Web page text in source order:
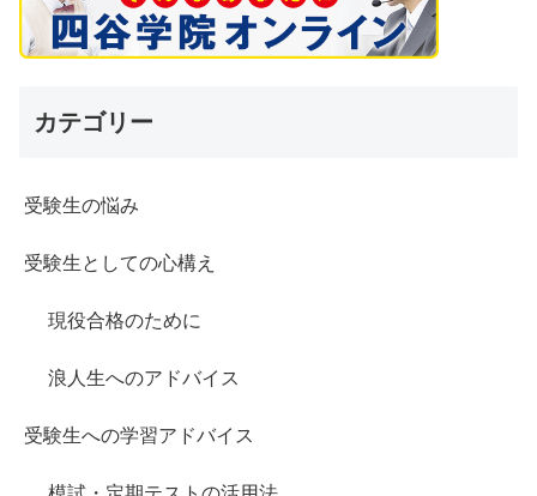
カテゴリー
受験生の悩み
受験生としての心構え
現役合格のために
浪人生へのアドバイス
受験生への学習アドバイス